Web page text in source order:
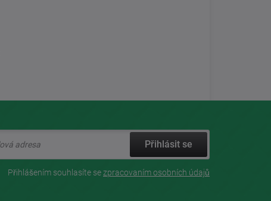
Přihlásit se
Přihlášením souhlasíte sezpracovaním osobních údajů